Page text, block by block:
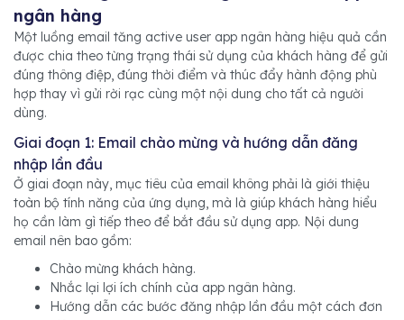
ngân hàng
Một luồng email tăng active user app ngân hàng hiệu quả cần
được chia theo từng trạng thái sử dụng của khách hàng để gửi
đúng thông điệp, đúng thời điểm và thúc đẩy hành động phù
hợp thay vì gửi rời rạc cùng một nội dung cho tất cả người
dùng.
Giai đoạn 1: Email chào mừng và hướng dẫn đăng
nhập lần đầu
Ở giai đoạn này, mục tiêu của email không phải là giới thiệu
toàn bộ tính năng của ứng dụng, mà là giúp khách hàng hiểu
họ cần làm gì tiếp theo để bắt đầu sử dụng app. Nội dung
email nên bao gồm:
Chào mừng khách hàng.
Nhắc lại lợi ích chính của app ngân hàng.
Hướng dẫn các bước đăng nhập lần đầu một cách đơn